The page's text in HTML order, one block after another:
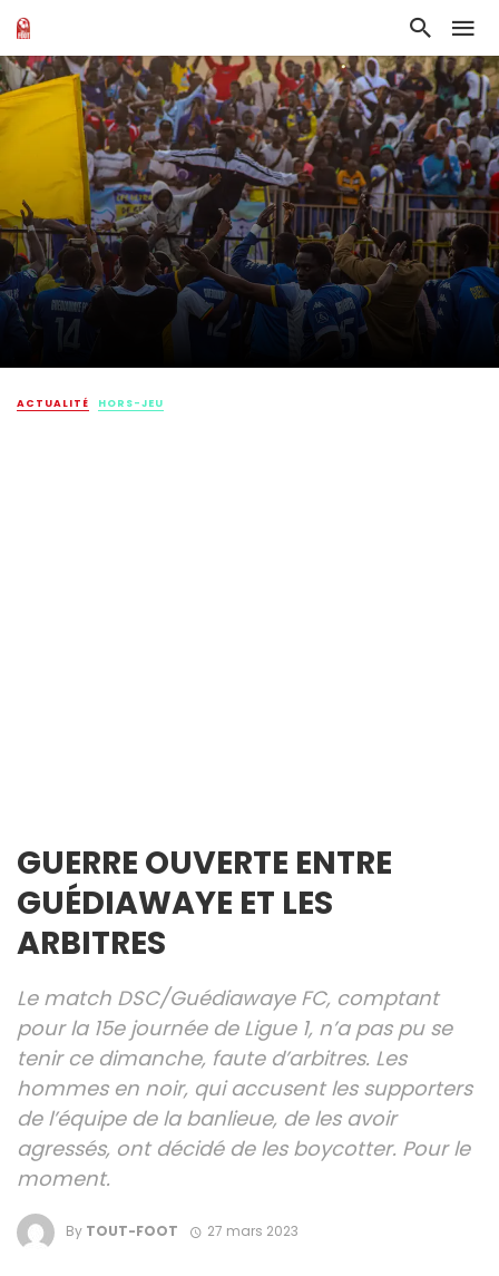
ACTUALITÉ HORS-JEU
GUERRE OUVERTE ENTRE
GUÉDIAWAYE ET LES
ARBITRES
Le match DSC/Guédiawaye FC, comptant
pour la 15e journée de Ligue 1, n’a pas pu se
tenir ce dimanche, faute d’arbitres. Les
hommes en noir, qui accusent les supporters
de l’équipe de la banlieue, de les avoir
agressés, ont décidé de les boycotter. Pour le
moment.
By TOUT-FOOT 27 mars 2023